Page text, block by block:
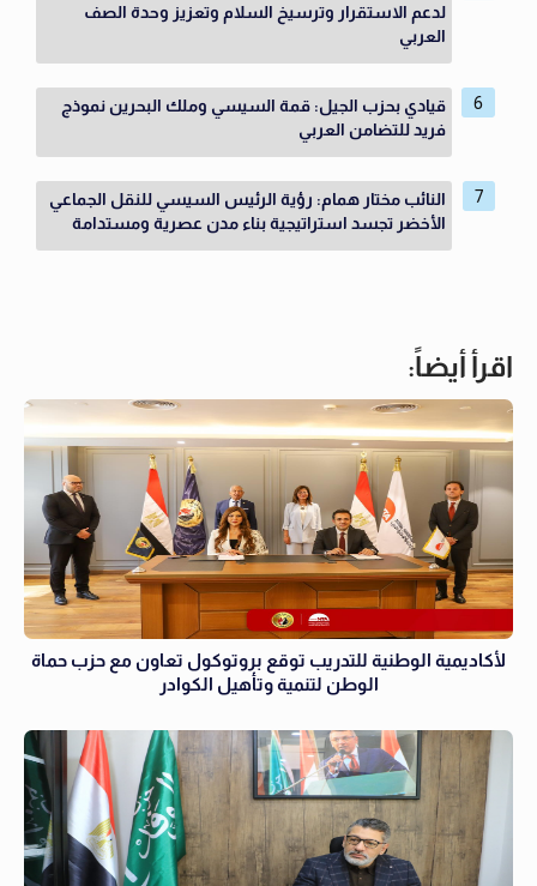
لدعم الاستقرار وترسيخ السلام وتعزيز وحدة الصف
العربي
قيادي بحزب الجيل: قمة السيسي وملك البحرين نموذج
فريد للتضامن العربي
النائب مختار همام: رؤية الرئيس السيسي للنقل الجماعي
الأخضر تجسد استراتيجية بناء مدن عصرية ومستدامة
اقرأ أيضاً:
لأكاديمية الوطنية للتدريب توقع بروتوكول تعاون مع حزب حماة
الوطن لتنمية وتأهيل الكوادر